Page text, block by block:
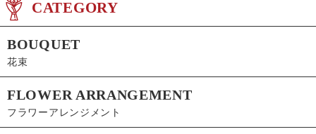
CATEGORY
BOUQUET
花束
FLOWER ARRANGEMENT
フラワーアレンジメント